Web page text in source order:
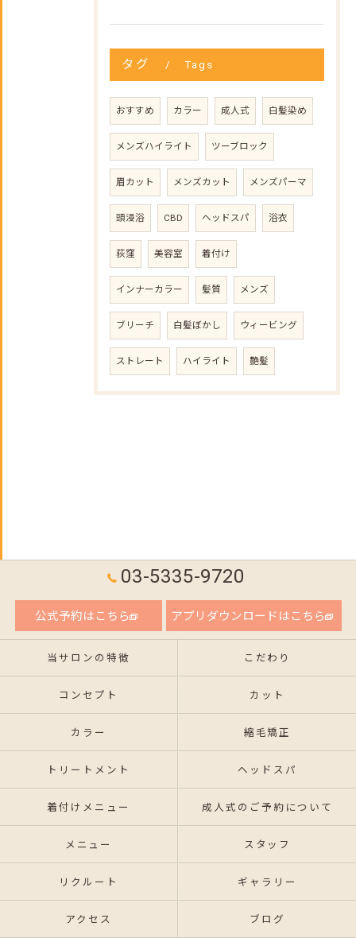
タグ Tags
おすすめ カラー 成人式 白髪染め
メンズハイライト ツーブロック
眉カット メンズカット メンズパーマ
頭浸浴 CBD ヘッドスパ 浴衣
荻窪 美容室 着付け
インナーカラー 髪質 メンズ
ブリーチ 白髪ぼかし ウィービング
ストレート ハイライト 艶髪
03-5335-9720
公式予約はこちら アプリダウンロードはこちら
当サロンの特徴 こだわり
コンセプト カット
カラー 縮毛矯正
トリートメント ヘッドスパ
着付けメニュー 成人式のご予約について
メニュー スタッフ
リクルート ギャラリー
アクセス ブログ